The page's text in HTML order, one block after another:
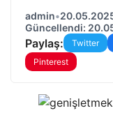
admin•
Güncellendi:
Paylaş: Twitter
Pinterest